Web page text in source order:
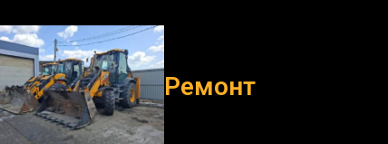
Ремонт